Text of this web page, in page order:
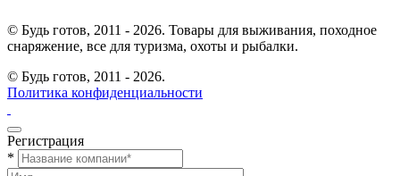
© Будь готов, 2011 - 2026. Товары для выживания, походное
снаряжение, все для туризма, охоты и рыбалки.
© Будь готов, 2011 - 2026.
Политика конфиденциальности
Регистрация
*